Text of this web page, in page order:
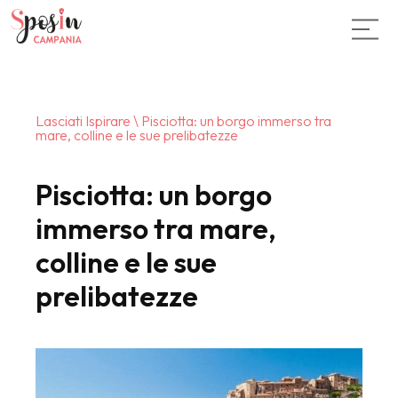
Lasciati Ispirare \ Pisciotta: un borgo immerso tra
mare, colline e le sue prelibatezze
Pisciotta: un borgo
immerso tra mare,
colline e le sue
prelibatezze